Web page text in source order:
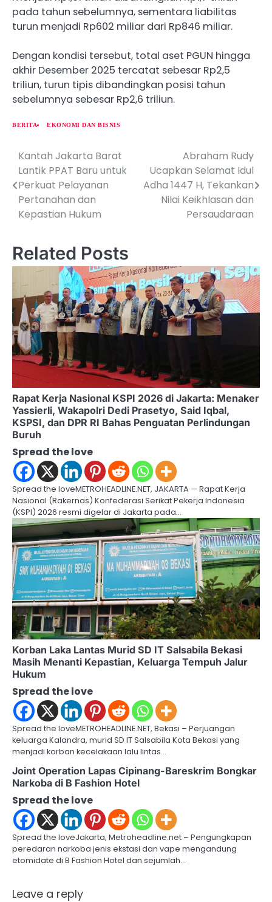
pada tahun sebelumnya, sementara liabilitas
turun menjadi Rp602 miliar dari Rp846 miliar.
Dengan kondisi tersebut, total aset PGUN hingga
akhir Desember 2025 tercatat sebesar Rp2,5
triliun, turun tipis dibandingkan posisi tahun
sebelumnya sebesar Rp2,6 triliun.
BERITA EKONOMI DAN BISNIS
P
o
s
n
a
i
g
a
t
i
o
n
Kantah Jakarta Barat
Lantik PPAT Baru untuk
Perkuat Pelayanan
Pertanahan dan
Kepastian Hukum
Abraham Rudy
Ucapkan Selamat Idul
Adha 1447 H, Tekankan
Nilai Keikhlasan dan
Persaudaraan
Related Posts
Rapat Kerja Nasional KSPI 2026 di Jakarta: Menaker
Yassierli, Wakapolri Dedi Prasetyo, Said Iqbal,
KSPSI, dan DPR RI Bahas Penguatan Perlindungan
Buruh
Spread the love
Spread the loveMETROHEADLINE.NET, JAKARTA — Rapat Kerja
Nasional (Rakernas) Konfederasi Serikat Pekerja Indonesia
(KSPI) 2026 resmi digelar di Jakarta pada…
Korban Laka Lantas Murid SD IT Salsabila Bekasi
Masih Menanti Kepastian, Keluarga Tempuh Jalur
Hukum
Spread the love
Spread the loveMETROHEADLINE.NET, Bekasi – Perjuangan
keluarga Kalandra, murid SD IT Salsabila Kota Bekasi yang
menjadi korban kecelakaan lalu lintas…
Joint Operation Lapas Cipinang-Bareskrim Bongkar
Narkoba di B Fashion Hotel
Spread the love
Spread the loveJakarta, Metroheadline.net – Pengungkapan
peredaran narkoba jenis ekstasi dan vape mengandung
etomidate di B Fashion Hotel dan sejumlah…
Leave a reply